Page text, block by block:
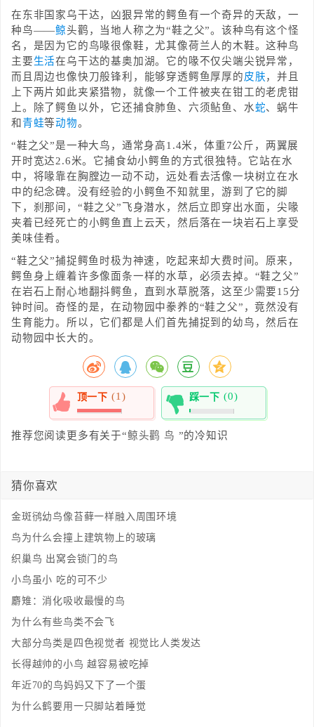
在东非国家乌干达，凶狠异常的鳄鱼有一个奇异的天敌，一
种鸟——鲸头鹳，当地人称之为“鞋之父”。该种鸟有这个怪
名，是因为它的鸟喙很像鞋，尤其像荷兰人的木鞋。这种鸟
主要生活在乌干达的基奥加湖。它的喙不仅尖端尖锐异常，
而且周边也像快刀般锋利，能够穿透鳄鱼厚厚的皮肤，并且
上下两片如此夹紧猎物，就像一个工件被夹在钳工的老虎钳
上。除了鳄鱼以外，它还捕食肺鱼、六须鲇鱼、水蛇、蜗牛
和青蛙等动物。
“鞋之父”是一种大鸟，通常身高1.4米，体重7公斤，两翼展
开时宽达2.6米。它捕食幼小鳄鱼的方式很独特。它站在水
中，将喙靠在胸膛边一动不动，远处看去活像一块树立在水
中的纪念碑。没有经验的小鳄鱼不知就里，游到了它的脚
下，刹那间，“鞋之父”飞身潜水，然后立即穿出水面，尖喙
夹着已经死亡的小鳄鱼直上云天，然后落在一块岩石上享受
美味佳肴。
“鞋之父”捕捉鳄鱼时极为神速，吃起来却大费时间。原来，
鳄鱼身上缠着许多像面条一样的水草，必须去掉。“鞋之父”
在岩石上耐心地翻抖鳄鱼，直到水草脱落，这至少需要15分
钟时间。奇怪的是，在动物园中豢养的“鞋之父”，竟然没有
生育能力。所以，它们都是人们首先捕捉到的幼鸟，然后在
动物园中长大的。
顶一下 (1)
100%
踩一下 (0)
0%
推荐您阅读更多有关于“鲸头鹳 鸟 ”的冷知识
猜你喜欢
金斑鸻幼鸟像苔藓一样融入周围环境
鸟为什么会撞上建筑物上的玻璃
织巢鸟 出窝会锁门的鸟
小鸟虽小 吃的可不少
麝雉：消化吸收最慢的鸟
为什么有些鸟类不会飞
大部分鸟类是四色视觉者 视觉比人类发达
长得越帅的小鸟 越容易被吃掉
年近70的鸟妈妈又下了一个蛋
为什么鹤要用一只脚站着睡觉